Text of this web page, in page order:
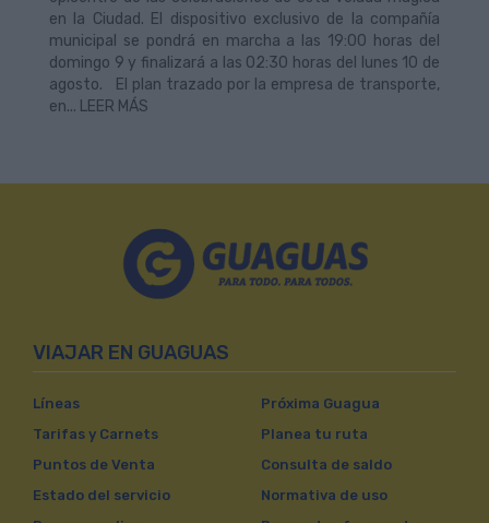
en la Ciudad. El dispositivo exclusivo de la compañía
municipal se pondrá en marcha a las 19:00 horas del
domingo 9 y finalizará a las 02:30 horas del lunes 10 de
agosto. El plan trazado por la empresa de transporte,
en... LEER MÁS
VIAJAR EN GUAGUAS
Líneas
Tarifas y Carnets
Puntos de Venta
Estado del servicio
Próxima Guagua
Planea tu ruta
Consulta de saldo
Normativa de uso